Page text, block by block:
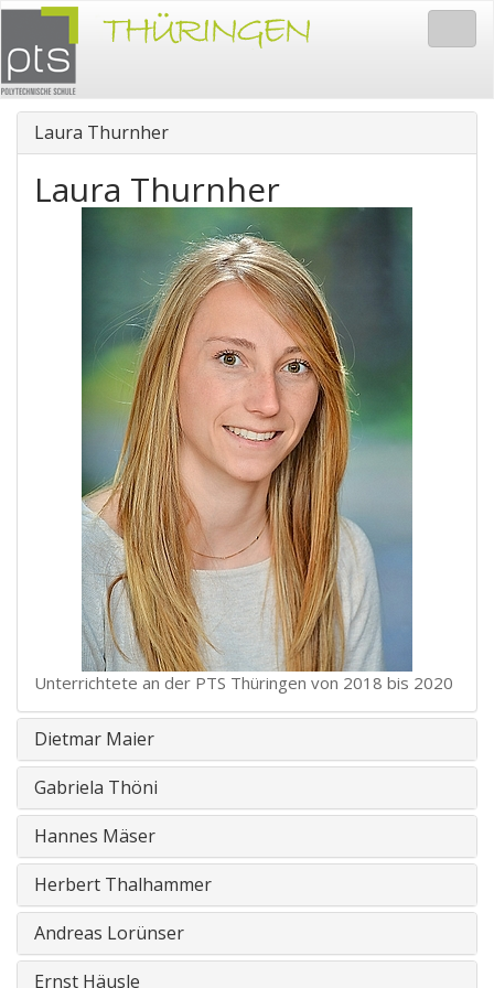
Laura Thurnher
Laura Thurnher
Unterrichtete an der PTS Thüringen von 2018 bis 2020
Dietmar Maier
Gabriela Thöni
Hannes Mäser
Herbert Thalhammer
Andreas Lorünser
Ernst Häusle